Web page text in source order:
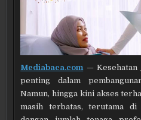
Mediabaca.com— Kesehatan
penting dalam
Namun, hingga kini akses
masih terbatas, terutama